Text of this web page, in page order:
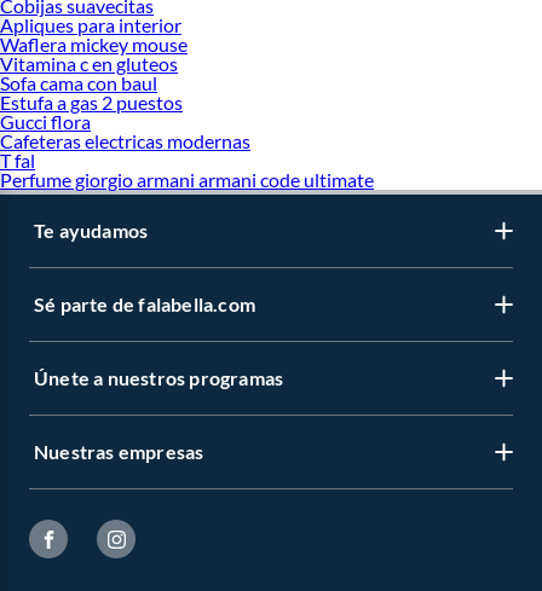
Cobijas suavecitas
Apliques para interior
Waflera mickey mouse
Vitamina c en gluteos
Sofa cama con baul
Estufa a gas 2 puestos
Gucci flora
Cafeteras electricas modernas
T fal
Perfume giorgio armani armani code ultimate
Te ayudamos
Sé parte de falabella.com
Únete a nuestros programas
Nuestras empresas